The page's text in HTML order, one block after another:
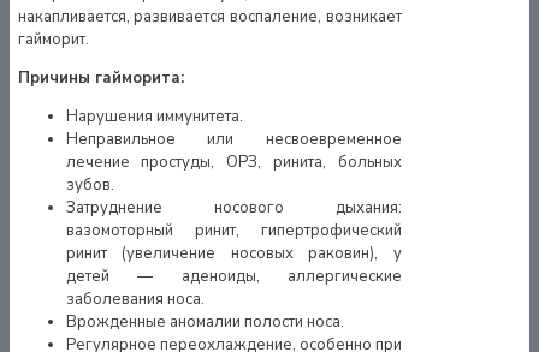
накапливается, развивается воспаление, возникает
гайморит.
Причины гайморита:
Нарушения иммунитета.
Неправильное или несвоевременное
лечение простуды, ОРЗ, ринита, больных
зубов.
Затруднение носового дыхания:
вазомоторный ринит, гипертрофический
ринит (увеличение носовых раковин), у
детей — аденоиды, аллергические
заболевания носа.
Врожденные аномалии полости носа.
Регулярное переохлаждение, особенно при